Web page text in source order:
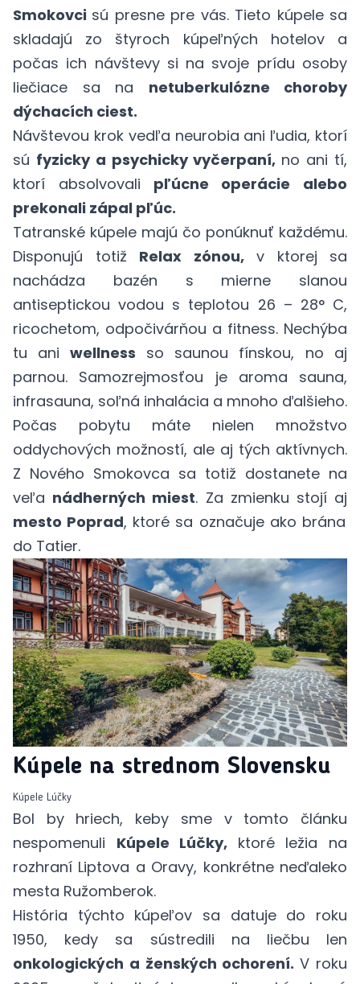
Smokovci sú presne pre vás. Tieto kúpele sa
skladajú zo štyroch kúpeľných hotelov a
počas ich návštevy si na svoje prídu osoby
liečiace sa na netuberkulózne choroby
dýchacích ciest.
Návštevou krok vedľa neurobia ani ľudia, ktorí
sú fyzicky a psychicky vyčerpaní, no ani tí,
ktorí absolvovali pľúcne operácie alebo
prekonali zápal pľúc.
Tatranské kúpele majú čo ponúknuť každému.
Disponujú totiž Relax zónou,v ktorej sa
nachádza bazén s mierne slanou
antiseptickou vodou s teplotou 26 – 28° C,
ricochetom, odpočivárňou a fitness. Nechýba
tu ani wellness so saunou fínskou, no aj
parnou. Samozrejmosťou je aroma sauna,
infrasauna, soľná inhalácia a mnoho ďalšieho.
Počas pobytu máte nielen množstvo
oddychových možností, ale aj tých aktívnych.
Z Nového Smokovca sa totiž dostanete na
veľa nádherných miest. Za zmienku stojí aj
mesto Poprad, ktoré sa označuje ako brána
do Tatier.
Kúpele na strednom Slovensku
Kúpele Lúčky
Bol by hriech, keby sme v tomto článku
nespomenuli Kúpele Lúčky, ktoré ležia na
rozhraní Liptova a Oravy, konkrétne neďaleko
mesta Ružomberok.
História týchto kúpeľov sa datuje do roku
1950, kedy sa sústredili na liečbu len
onkologických a ženských ochorení.V roku